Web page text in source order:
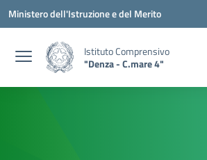
Vai ai contenuti
Vai al menu di navigazione
Vai al footer
Ministero dell'Istruzione e del Merito
Istituto Comprensivo
"Denza - C.mare 4"